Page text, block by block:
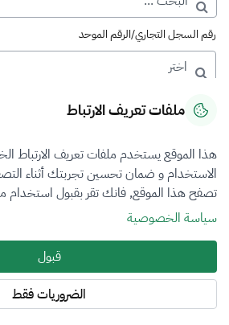
رقم السجل التجاري/الرقم الموحد
رقم الترخيص
التصنيف
VFR5
فرع التقييم
الآلات والمعدات والممتلكات المنقولة
ملفات تعريف الارتباط
هذا الموقع يستخدم ملفات تعريف الارتباط
الاستخدام و ضمان تحسين تجربتك أثناء
تصفح هذا الموقع, فانك تقر بقبول استخدام
سياسة الخصوصية
قبول
الضروريات فقط